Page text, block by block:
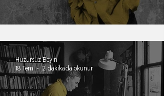
Huzursuz Beyin
18 Tem
2 dakikada okunur